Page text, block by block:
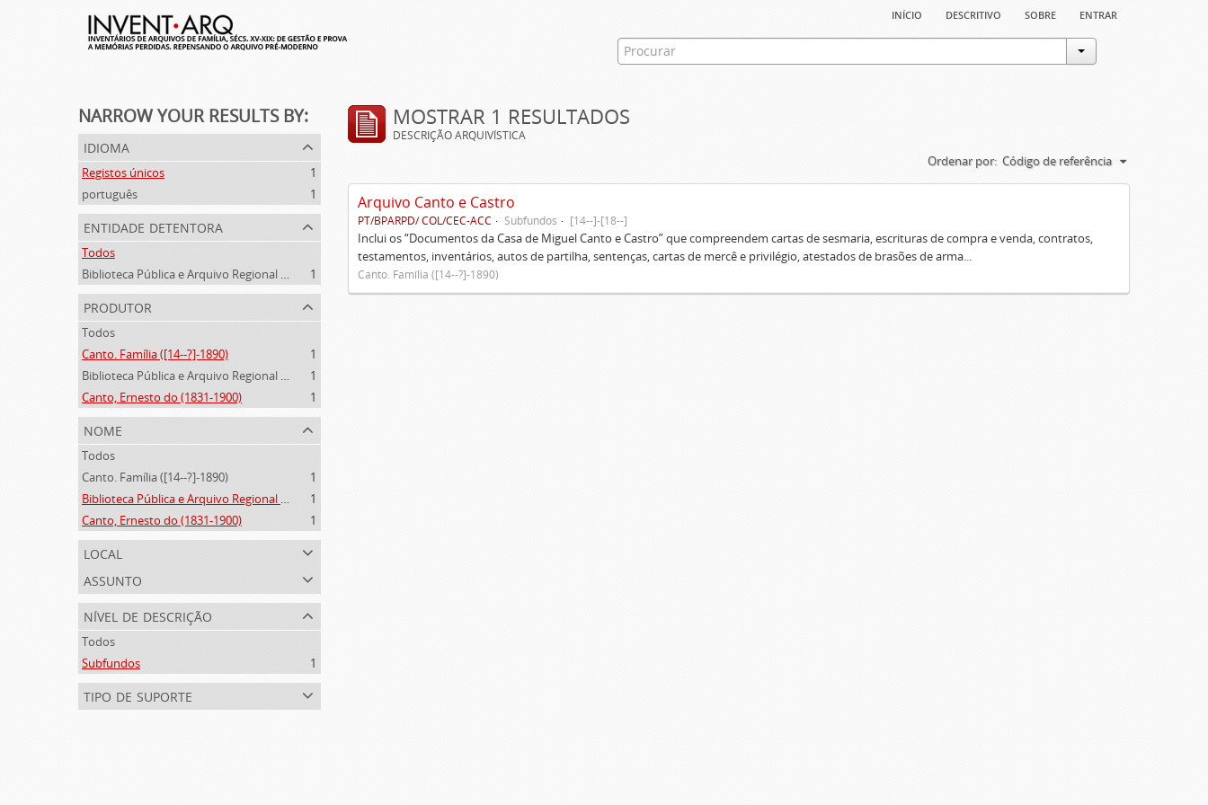
início descritivo sobre entrar
NARROW YOUR RESULTS BY:
idioma
Registos únicos
1
português
1
entidade detentora
Todos
Biblioteca Pública e Arquivo Regional de Ponta Delgada
1
produtor
Todos
Canto. Família ([14--?]-1890)
1
Biblioteca Pública e Arquivo Regional de Ponta Delgada (1841- )
1
Canto, Ernesto do (1831-1900)
1
nome
Todos
Canto. Família ([14--?]-1890)
1
Biblioteca Pública e Arquivo Regional de Ponta Delgada (1841- )
1
Canto, Ernesto do (1831-1900)
1
local
assunto
nível de descrição
Todos
Subfundos
1
tipo de suporte
MOSTRAR 1 RESULTADOS
DESCRIÇÃO ARQUIVÍSTICA
Ordenar por: Código de referência
Arquivo Canto e Castro
PT/BPARPD/ COL/CEC-ACC Subfundos [14--]-[18--]
Inclui os “Documentos da Casa de Miguel Canto e Castro” que compreendem cartas de sesmaria, escrituras de compra e venda, contratos,
testamentos, inventários, autos de partilha, sentenças, cartas de mercê e privilégio, atestados de brasões de arma...
Canto. Família ([14--?]-1890)